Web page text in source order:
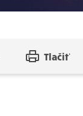
Tlačiť